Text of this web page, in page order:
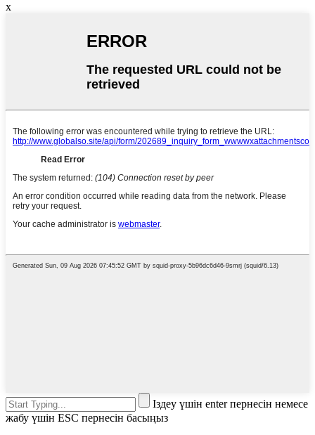
x
Іздеу үшін enter пернесін немесе
жабу үшін ESC пернесін басыңыз